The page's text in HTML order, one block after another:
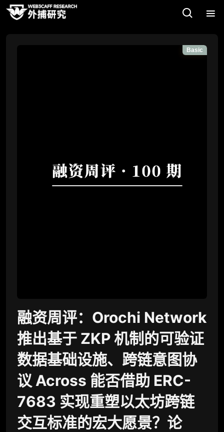
Basic
融资周评：Orochi Network
推出基于 ZKP 机制的可验证
数据基础设施、跨链意图协
议 Across 能否借助 ERC-
7683 实现重塑以太坊跨链
交互标准的宏大愿景？论